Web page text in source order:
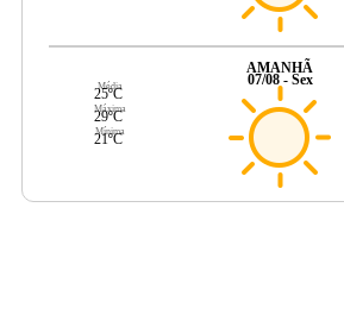
Média
25ºC
Máxima
29ºC
Mínima
21ºC
AMANHÃ
07/08 - Sex